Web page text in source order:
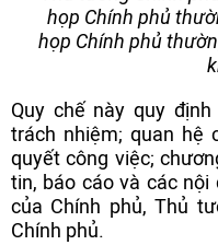
họp Chính phủ
họp Chính phủ
Quy chế này quy
trách nhiệm; quan hệ
quyết công việc;
tin, báo cáo và các nội
của Chính phủ, Thủ
Chính phủ.